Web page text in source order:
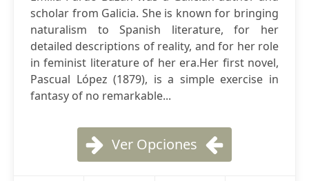
scholar from Galicia. She is known for bringing
naturalism to Spanish literature, for her
detailed descriptions of reality, and for her role
in feminist literature of her era.Her first novel,
Pascual López (1879), is a simple exercise in
fantasy of no remarkable...
Ver Opciones